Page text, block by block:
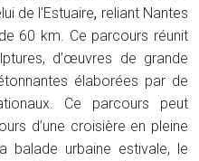
de l’Estuaire, reliant Nantes
60 km. Ce parcours réunit
d’œuvres de grande
élaborées par de
Ce parcours peut
d’une croisière en pleine
balade urbaine estivale, le